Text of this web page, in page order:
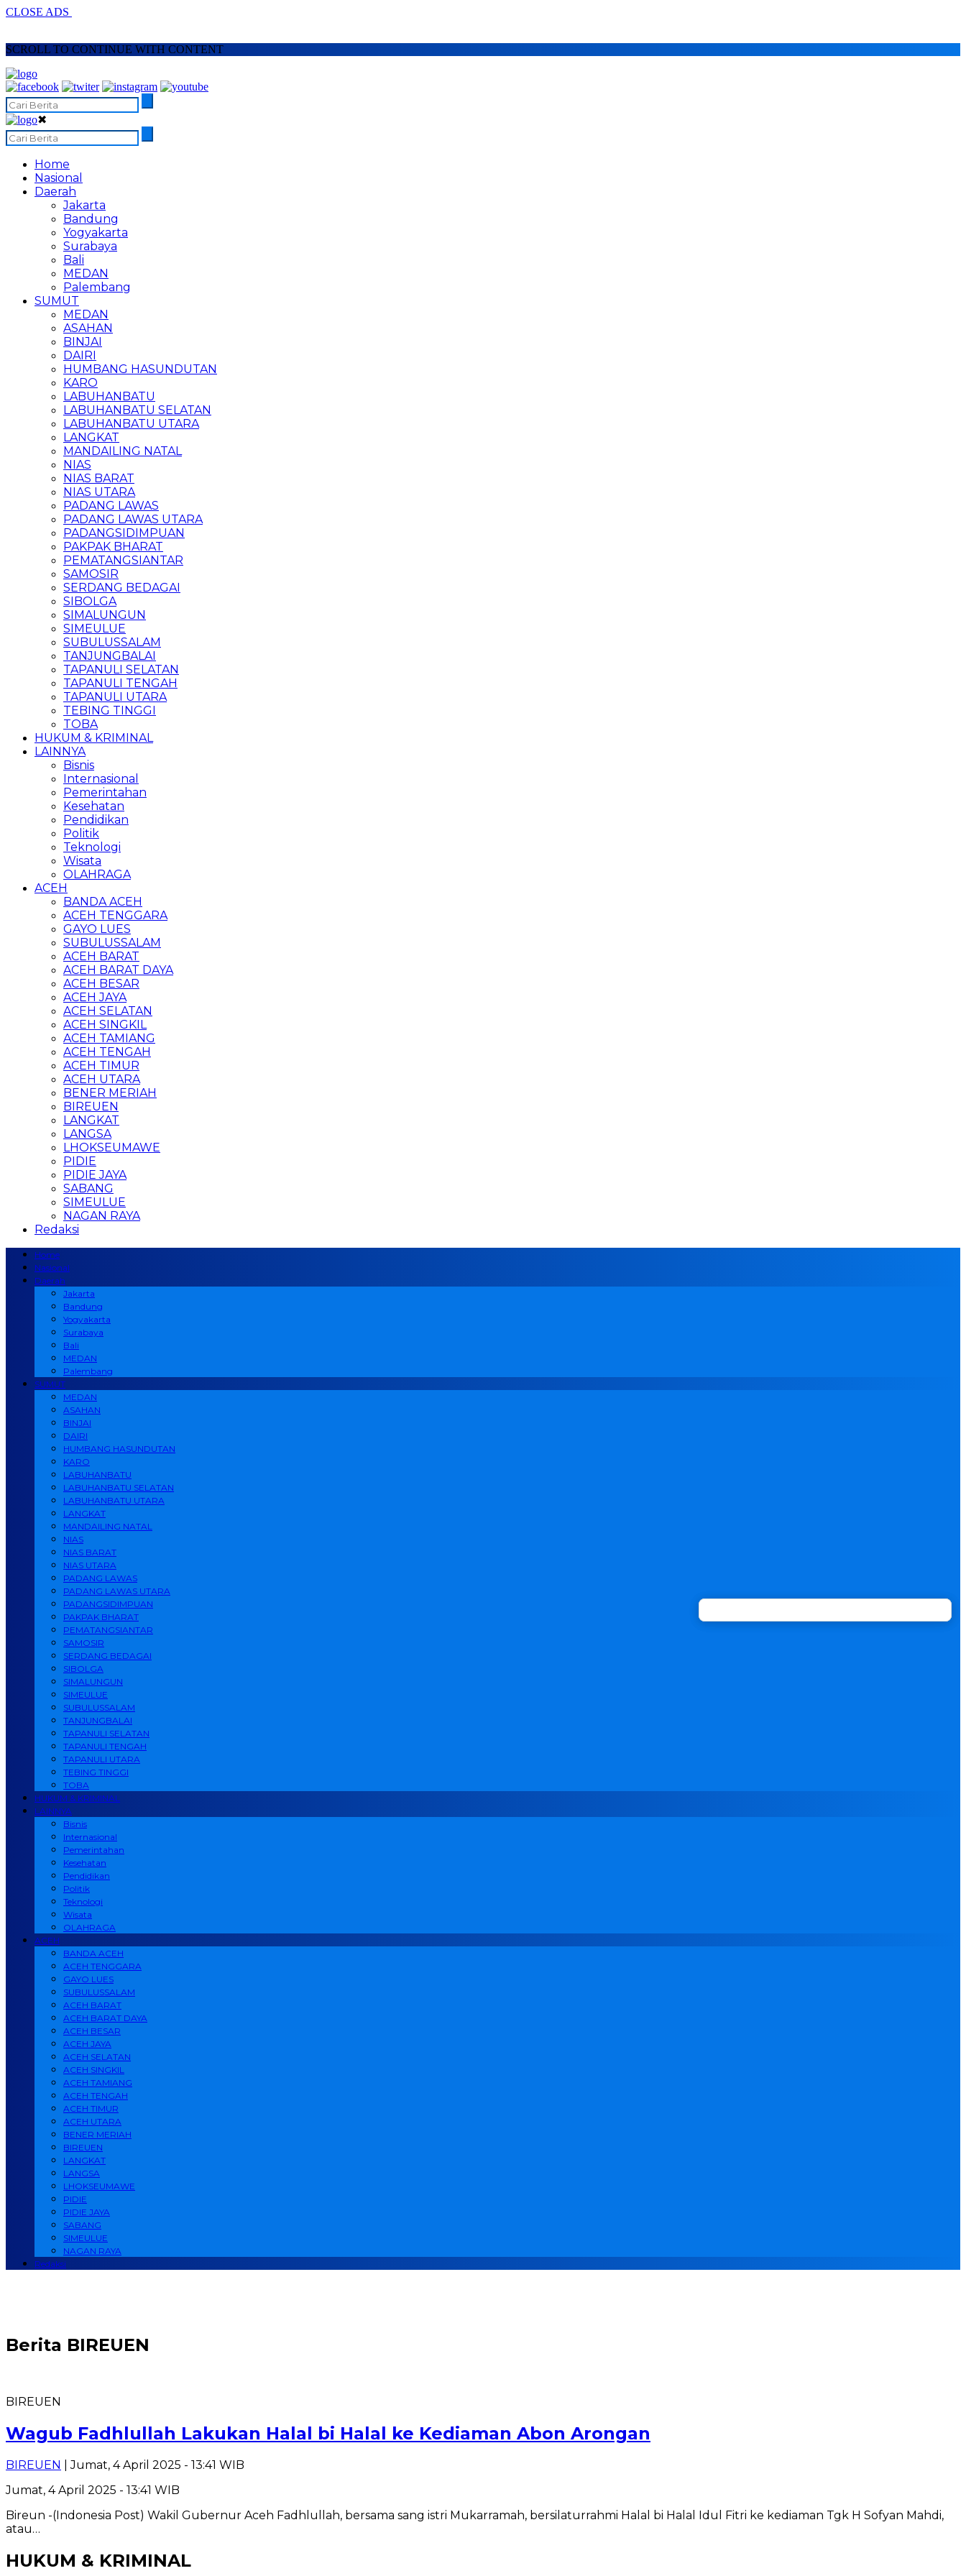
CLOSE ADS
SCROLL TO CONTINUE WITH CONTENT
✖
Home
Nasional
Daerah
Jakarta
Bandung
Yogyakarta
Surabaya
Bali
MEDAN
Palembang
SUMUT
MEDAN
ASAHAN
BINJAI
DAIRI
HUMBANG HASUNDUTAN
KARO
LABUHANBATU
LABUHANBATU SELATAN
LABUHANBATU UTARA
LANGKAT
MANDAILING NATAL
NIAS
NIAS BARAT
NIAS UTARA
PADANG LAWAS
PADANG LAWAS UTARA
PADANGSIDIMPUAN
PAKPAK BHARAT
PEMATANGSIANTAR
SAMOSIR
SERDANG BEDAGAI
SIBOLGA
SIMALUNGUN
SIMEULUE
SUBULUSSALAM
TANJUNGBALAI
TAPANULI SELATAN
TAPANULI TENGAH
TAPANULI UTARA
TEBING TINGGI
TOBA
HUKUM & KRIMINAL
LAINNYA
Bisnis
Internasional
Pemerintahan
Kesehatan
Pendidikan
Politik
Teknologi
Wisata
OLAHRAGA
ACEH
BANDA ACEH
ACEH TENGGARA
GAYO LUES
SUBULUSSALAM
ACEH BARAT
ACEH BARAT DAYA
ACEH BESAR
ACEH JAYA
ACEH SELATAN
ACEH SINGKIL
ACEH TAMIANG
ACEH TENGAH
ACEH TIMUR
ACEH UTARA
BENER MERIAH
BIREUEN
LANGKAT
LANGSA
LHOKSEUMAWE
PIDIE
PIDIE JAYA
SABANG
SIMEULUE
NAGAN RAYA
Redaksi
Home
Nasional
Daerah
Jakarta
Bandung
Yogyakarta
Surabaya
Bali
MEDAN
Palembang
SUMUT
MEDAN
ASAHAN
BINJAI
DAIRI
HUMBANG HASUNDUTAN
KARO
LABUHANBATU
LABUHANBATU SELATAN
LABUHANBATU UTARA
LANGKAT
MANDAILING NATAL
NIAS
NIAS BARAT
NIAS UTARA
PADANG LAWAS
PADANG LAWAS UTARA
PADANGSIDIMPUAN
PAKPAK BHARAT
PEMATANGSIANTAR
SAMOSIR
SERDANG BEDAGAI
SIBOLGA
SIMALUNGUN
SIMEULUE
SUBULUSSALAM
TANJUNGBALAI
TAPANULI SELATAN
TAPANULI TENGAH
TAPANULI UTARA
TEBING TINGGI
TOBA
HUKUM & KRIMINAL
LAINNYA
Bisnis
Internasional
Pemerintahan
Kesehatan
Pendidikan
Politik
Teknologi
Wisata
OLAHRAGA
ACEH
BANDA ACEH
ACEH TENGGARA
GAYO LUES
SUBULUSSALAM
ACEH BARAT
ACEH BARAT DAYA
ACEH BESAR
ACEH JAYA
ACEH SELATAN
ACEH SINGKIL
ACEH TAMIANG
ACEH TENGAH
ACEH TIMUR
ACEH UTARA
BENER MERIAH
BIREUEN
LANGKAT
LANGSA
LHOKSEUMAWE
PIDIE
PIDIE JAYA
SABANG
SIMEULUE
NAGAN RAYA
Redaksi
Berita BIREUEN
BIREUEN
Wagub Fadhlullah Lakukan Halal bi Halal ke Kediaman Abon Arongan
BIREUEN
| Jumat, 4 April 2025 - 13:41 WIB
Jumat, 4 April 2025 - 13:41 WIB
Bireun -(Indonesia Post) Wakil Gubernur Aceh Fadhlullah, bersama sang istri Mukarramah, bersilaturrahmi Halal bi Halal Idul Fitri ke kediaman Tgk H Sofyan Mahdi,
atau…
HUKUM & KRIMINAL